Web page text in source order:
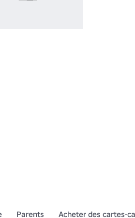
Parents Acheter des cartes-